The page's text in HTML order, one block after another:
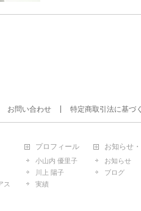
お問い合わせ 特定商取引法に基づ
ス
プロフィール
小山内 優里子
川上 陽子
実績
お知らせ
お知らせ
ブログ